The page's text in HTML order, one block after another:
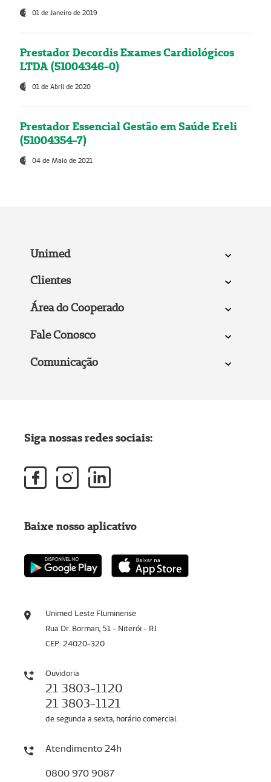
01 de Janeiro de 2019
Prestador Decordis Exames Cardiológicos
LTDA (51004346-0)
01 de Abril de 2020
Prestador Essencial Gestão em Saúde Ereli
(51004354-7)
04 de Maio de 2021
Unimed
Clientes
Área do Cooperado
Fale Conosco
Comunicação
Unimed Leste Fluminense
Rua Dr. Borman, 51 - Niterói - RJ
CEP: 24020-320
Ouvidoria
21 3803-1120
21 3803-1121
de segunda a sexta, horário comercial
Atendimento 24h
0800 970 9087
Siga nossas redes sociais:
Baixe nosso aplicativo